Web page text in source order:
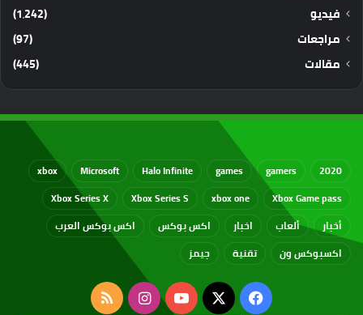
فيديو
(1٬242)
مراجعات
(97)
مقالات
(445)
2020
gamers
games
Halo Infinite
Microsoft
xbox
Xbox Game pass
xbox one
Xbox Series S
Xbox Series X
أخبار
ألعاب اخبار اكس بوكس
اكس بوكس العرب
اكسبوكس ون
تقنية جيمز
فيسبوك
‫X
‫YouTubeانستقرامملخص